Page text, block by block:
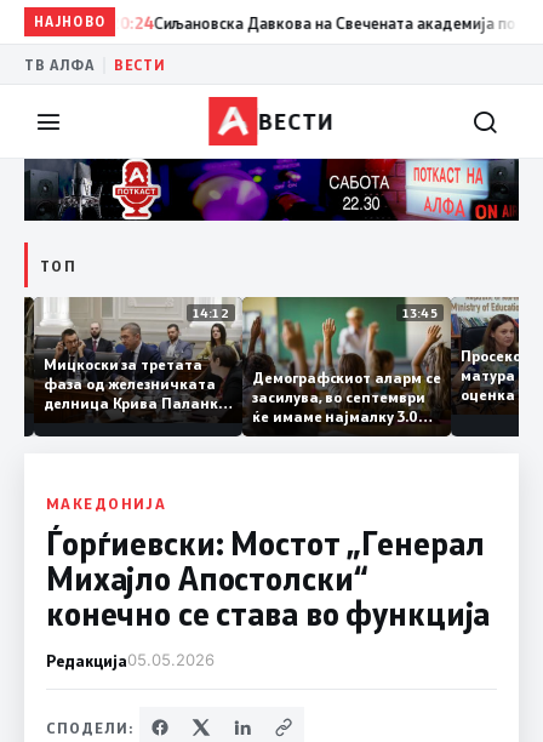
НАЈНОВО
20:24Сиљановска Давкова на Свечената академија по повод
ТВ АЛФА ВЕСТИ
ВЕСТИ
ТОП
15:20
Во
14:12
Мицкоски за третата
фаза од железничката
делница Крива Паланка
– Деве Баир: Проектот
нема да заврши на
целина
13:45
Демографскиот аларм се
засилува, во септември
ќе имаме најмалку 3.000
првачиња помалку
матура
оценка
МАКЕДОНИЈА
Ѓорѓиевски: Мостот „Генерал
Михајло Апостолски“
конечно се става во функција
Редакција05.05.2026
СПОДЕЛИ: